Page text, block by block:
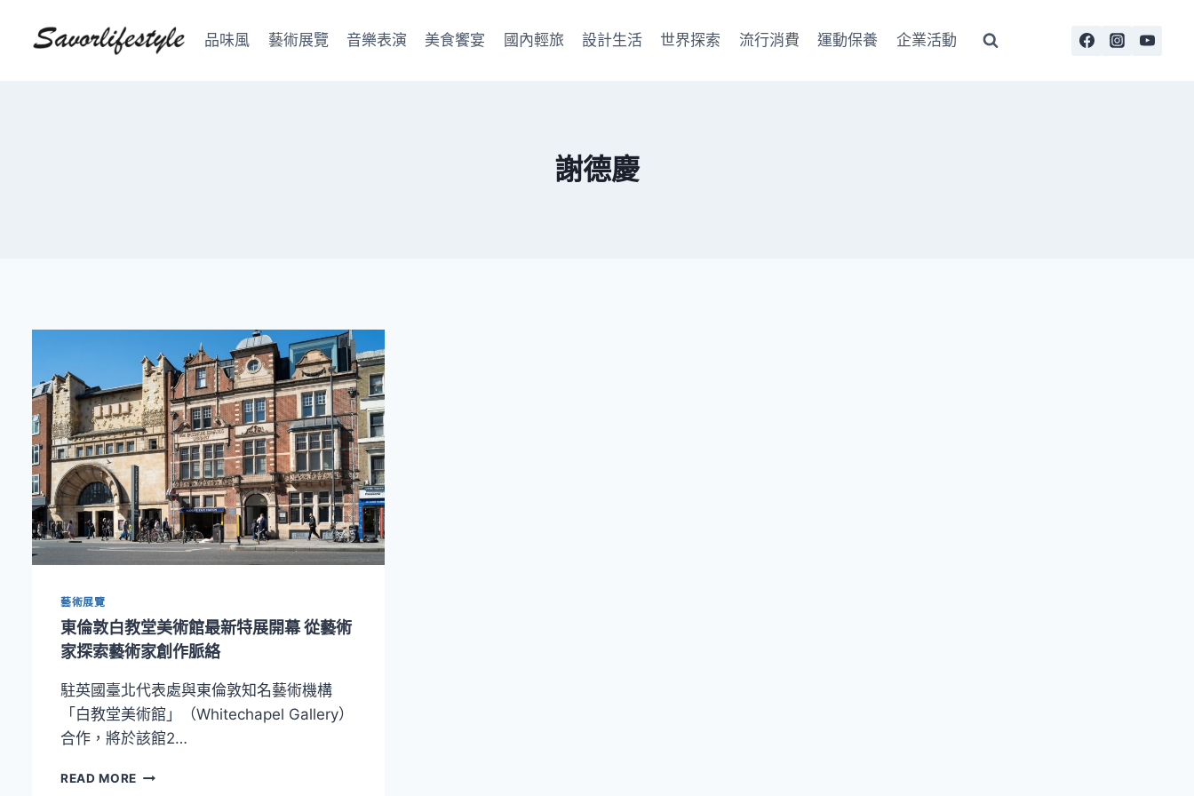
品味風 藝術展覽 音樂表演 美食饗宴 國內輕旅 設計生活 世界探索 流行消費 運動保養 企業活動
謝德慶
藝術展覽
東倫敦白教堂美術館最新特展開幕 從藝術
家探索藝術家創作脈絡
駐英國臺北代表處與東倫敦知名藝術機構
「白教堂美術館」（Whitechapel Gallery）
合作，將於該館2…
READ MORE